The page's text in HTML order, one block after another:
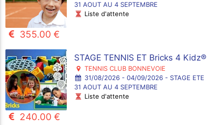
31 AOUT AU 4 SEPTEMBRE
Liste d'attente
355.00 €
STAGE TENNIS ET Bricks 4 Kidz®
TENNIS CLUB BONNEVOIE
31/08/2026 - 04/09/2026 - STAGE ETE
31 AOUT AU 4 SEPTEMBRE
Liste d'attente
240.00 €